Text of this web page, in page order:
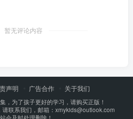
暂无评论内容
声明 广告合作 关于我们
，为了孩子更好的学习，请购买正版！
联系我们，邮箱：xmykids@outlook.com
会及时处理删除！